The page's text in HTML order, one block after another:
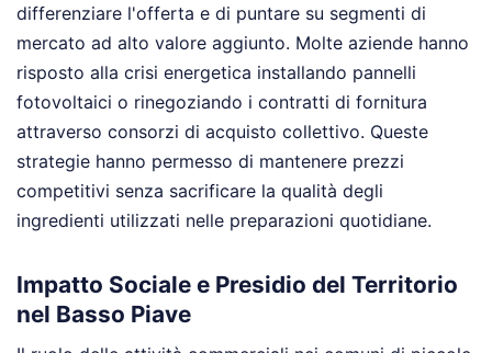
differenziare l'offerta e di puntare su segmenti di
mercato ad alto valore aggiunto. Molte aziende hanno
risposto alla crisi energetica installando pannelli
fotovoltaici o rinegoziando i contratti di fornitura
attraverso consorzi di acquisto collettivo. Queste
strategie hanno permesso di mantenere prezzi
competitivi senza sacrificare la qualità degli
ingredienti utilizzati nelle preparazioni quotidiane.
Impatto Sociale e Presidio del Territorio
nel Basso Piave